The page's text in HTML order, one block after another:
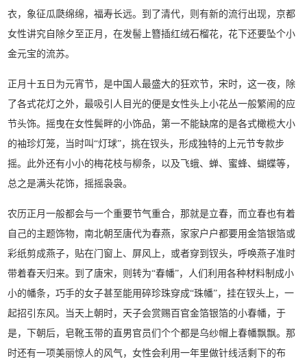
衣，象征瓜瓞绵绵，福寿长远。到了清代，则有新的流行出现，京都
女性讲究自除夕至正月，在发髻上簪插红绒石榴花，花下还要坠个小
金元宝的流苏。
正月十五日为元宵节，是中国人最盛大的狂欢节，宋时，这一夜，除
了各式花灯之外，最吸引人目光的便是女性头上小花丛一般繁闹的应
节头饰。摇曳在女性鬓畔的小饰品，第一不能缺席的是各式橄榄大小
的袖珍灯笼，当时叫“灯球”，挑在钗头，形成独特的上元节专款步
摇。此外还有小小的梅花枝与柳条，以及飞蛾、蝉、蜜蜂、蝴蝶等，
总之是满头花饰，摇摇袅袅。
农历正月一般都会与一个重要节气重合，那就是立春，而立春也有着
自己的主题饰物，南北朝至唐代为春燕，家家户户都要用金箔银箔或
彩纸剪成燕子，贴在门窗上、屏风上，或者穿到钗头，呼唤燕子准时
带着春天归来。到了唐宋，则转为“春幡”，人们利用各种材料制成小
小的幡条，巧手的女子甚至能用碎珍珠穿成“珠幡”，挂在钗头上，一
起招引东风。当天上朝时，天子会赏赐百官金箔银箔的小春幡，于
是，下朝后，皂靴玉带的直男官员们个个都是乌纱帽上春幡飘飘。那
时还有一项美丽惊人的风气，女性会利用一年里做针线活剩下的布